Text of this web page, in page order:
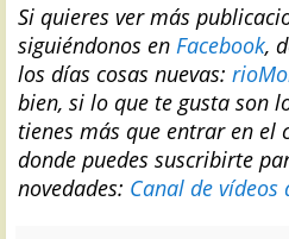
Si quieres ver más
siguiéndonos en Facebook,
los días cosas nuevas:
bien, si lo que te gusta son
tienes más que entrar en el
donde puedes suscribirte
novedades: Canal de